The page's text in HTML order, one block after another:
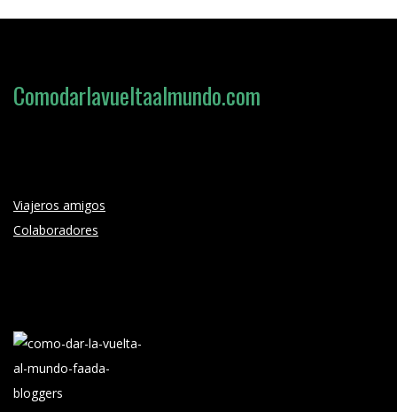
Loading search form...
Comodarlavueltaalmundo.com
Viajeros amigos
Colaboradores